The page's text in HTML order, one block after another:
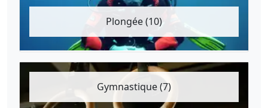
Plongée (10)
Gymnastique (7)